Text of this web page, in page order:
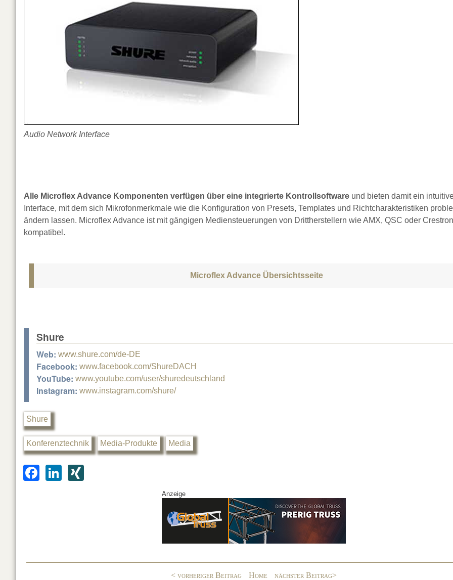
Audio Network Interface
Alle Microflex Advance Komponenten verfügen über eine integrierte Kontrollsoftware und bieten damit ein
Interface, mit dem sich Mikrofonmerkmale wie die Konfiguration von Presets, Templates und Richtcharakteristiken
ändern lassen. Microflex Advance ist mit gängigen Mediensteuerungen von Drittherstellern wie AMX, QSC oder Crestron
kompatibel.
Microflex Advance Übersichtsseite
Shure
Web: www.shure.com/de-DE
Facebook: www.facebook.com/ShureDACH
YouTube: www.youtube.com/user/shuredeutschland
Instagram: www.instagram.com/shure/
Shure
Konferenztechnik Media-Produkte Media
F
o
Li
Anzeige
< vorheriger Beitrag Home nächster Beitrag>